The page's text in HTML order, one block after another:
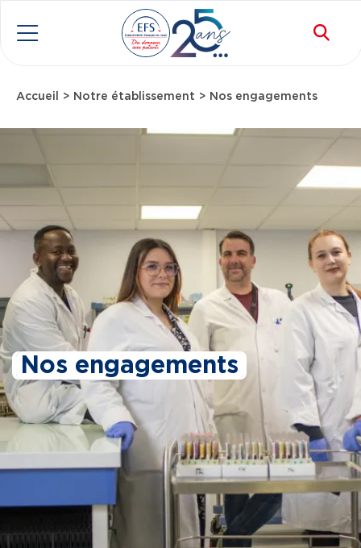
Aller au contenu principal
Fil d'Ariane
Accueil Notre établissement Nos engagements
Nos engagements